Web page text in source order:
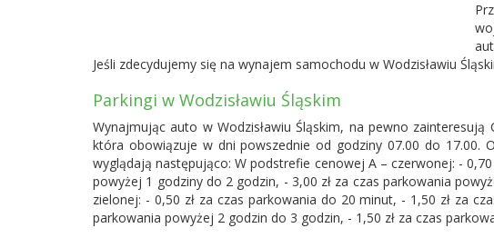
Jeśli zdecydujemy się na wynajem samochodu w Wodzisławiu
Parkingi w Wodzisławiu Śląskim
Wynajmując auto w Wodzisławiu Śląskim, na pewno
która obowiązuje w dni powszednie od godziny 07.00 do 17.00.
wyglądają następująco: W podstrefie cenowej A – czerwonej: -
powyżej 1 godziny do 2 godzin, - 3,00 zł za czas parkowania
zielonej: - 0,50 zł za czas parkowania do 20 minut, - 1,50 zł za
parkowania powyżej 2 godzin do 3 godzin, - 1,50 zł za czas